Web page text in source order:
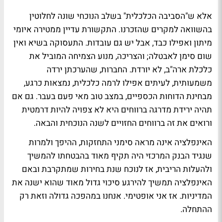
אלא ש"הסביבה הכלכלית" בשלב הנוכחי שונה לחלוטין
בהשוואה למקרים שהזכרנו. התקשורת עדיין ממטירה איומי
מיתון ואפילו כבד, אבל יש גם עובדות. התעסוקה בשיא ואין
שום סימן לאבטלה; והצריכה, מנוע הצמיחה המוביל את
כלכלת ארה"ב, לא יורדת. החברות, שהערכתן ירדה
משמעותית, לעיתים אפילו לרמה כלכלית, נמצאות כרגע,
מבחינת הדוחות הכספיים, במצב טוב מאי פעם בעבר. גם אם
תהיה ירידת מדרגה ברווחים היא לא צפויה להיות דרמטית
ורואים את זה ברווחים החזויים לשנה הנוכחית והבאה.
האינפלציה אינה מראה סימני התחזקות, ההיפך ולמרות
שנגיד הבנק המרכזי היה תקיף מאוד בהבטחתו להמשיך
ולהעלות הריבית, אז לנוכח שנת בחירות שמתקרבת ובאם
האינפלציה תמשיך להירגע סיכוי גדול מאוד שהוא ישנה את
המדיניות. אז אני אופטימי. אנחנו במהפכה גדולה וזאת רק
ההתחלה.